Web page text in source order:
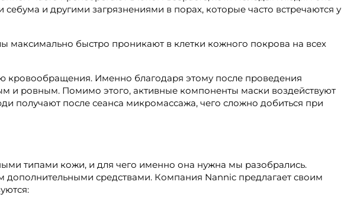
и другими загрязнениями в порах, которые часто встречаются у
быстро проникают в клетки кожного покрова на всех
кровообращения. Именно благодаря этому после проведения
и ровным. Помимо этого, активные компоненты маски воздействуют
получают после сеанса микромассажа, чего сложно добиться при
типами кожи, и для чего именно она нужна мы разобрались.
дополнительными средствами. Компания Nannic предлагает своим